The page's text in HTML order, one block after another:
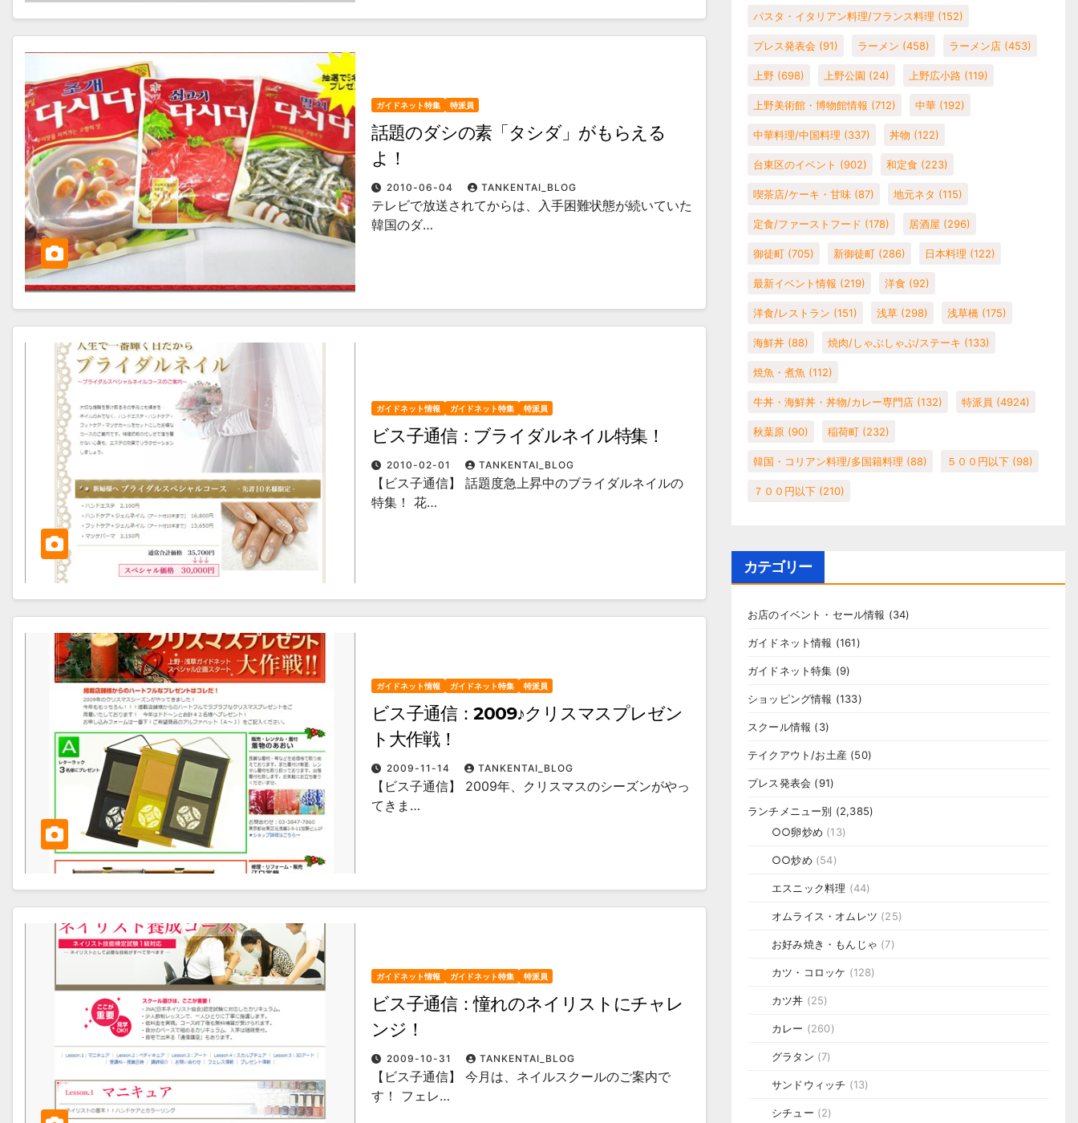
ガイドネット特集 特派員
話題のダシの素「タシダ」がもらえる
よ！
2010-06-04 TANKENTAI_BLOG
テレビで放送されてからは、入手困難状態が続いていた
韓国のダ…
ガイドネット情報 ガイドネット特集 特派員
ビス子通信：ブライダルネイル特集！
2010-02-01 TANKENTAI_BLOG
【ビス子通信】 話題度急上昇中のブライダルネイルの
特集！ 花…
ガイドネット情報 ガイドネット特集 特派員
ビス子通信：2009♪クリスマスプレゼン
ト大作戦！
2009-11-14 TANKENTAI_BLOG
【ビス子通信】 2009年、クリスマスのシーズンがやっ
てきま…
ガイドネット情報 ガイドネット特集 特派員
ビス子通信：憧れのネイリストにチャレ
ンジ！
2009-10-31 TANKENTAI_BLOG
【ビス子通信】 今月は、ネイルスクールのご案内で
す！ フェレ…
パスタ・イタリアン料理/フランス料理 (152)
プレス発表会 (91) ラーメン (458) ラーメン店 (453)
上野 (698) 上野公園 (24) 上野広小路 (119)
上野美術館・博物館情報 (712) 中華 (192)
中華料理/中国料理 (337) 丼物 (122)
台東区のイベント (902) 和定食 (223)
喫茶店/ケーキ・甘味 (87) 地元ネタ (115)
定食/ファーストフード (178) 居酒屋 (296)
御徒町 (705) 新御徒町 (286) 日本料理 (122)
最新イベント情報 (219) 洋食 (92)
洋食/レストラン (151) 浅草 (298) 浅草橋 (175)
海鮮丼 (88) 焼肉/しゃぶしゃぶ/ステーキ (133)
焼魚・煮魚 (112)
牛丼・海鮮丼・丼物/カレー専門店 (132) 特派員 (4924)
秋葉原 (90) 稲荷町 (232)
韓国・コリアン料理/多国籍料理 (88) ５００円以下 (98)
７００円以下 (210)
カテゴリー
お店のイベント・セール情報 (34)
ガイドネット情報 (161)
ガイドネット特集 (9)
ショッピング情報 (133)
スクール情報 (3)
テイクアウト/お土産 (50)
プレス発表会 (91)
ランチメニュー別 (2,385)
○○卵炒め (13)
○○炒め (54)
エスニック料理 (44)
オムライス・オムレツ (25)
お好み焼き・もんじゃ (7)
カツ・コロッケ (128)
カツ丼 (25)
カレー (260)
グラタン (7)
サンドウィッチ (13)
シチュー (2)